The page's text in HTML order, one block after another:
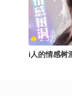
1.3万
i人的情感树